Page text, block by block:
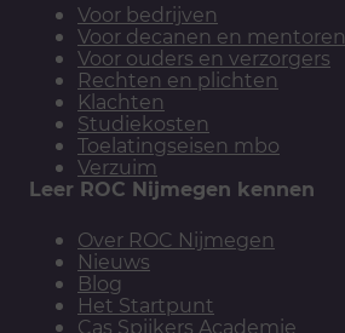
Voor bedrijven
Voor decanen en mentoren
Voor ouders en verzorgers
Rechten en plichten
Klachten
Studiekosten
Toelatingseisen mbo
Verzuim
Leer ROC Nijmegen kennen
Over ROC Nijmegen
Nieuws
Blog
Het Startpunt
Cas Spijkers Academie